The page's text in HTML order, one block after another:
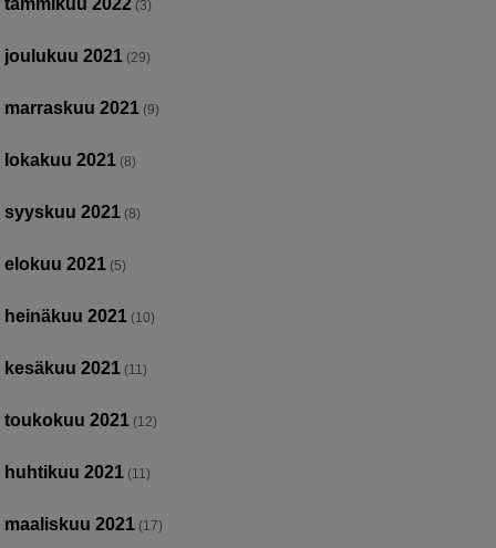
tammikuu 2022 (3)
joulukuu 2021 (29)
marraskuu 2021 (9)
lokakuu 2021 (8)
syyskuu 2021 (8)
elokuu 2021 (5)
heinäkuu 2021 (10)
kesäkuu 2021 (11)
toukokuu 2021 (12)
huhtikuu 2021 (11)
maaliskuu 2021 (17)